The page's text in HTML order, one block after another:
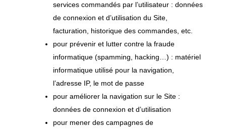
services commandés par l’utilisateur : données
de connexion et d’utilisation du Site,
facturation, historique des commandes, etc.
pour prévenir et lutter contre la fraude
informatique (spamming, hacking…) : matériel
informatique utilisé pour la navigation,
l’adresse IP, le mot de passe
pour améliorer la navigation sur le Site :
données de connexion et d’utilisation
pour mener des campagnes de